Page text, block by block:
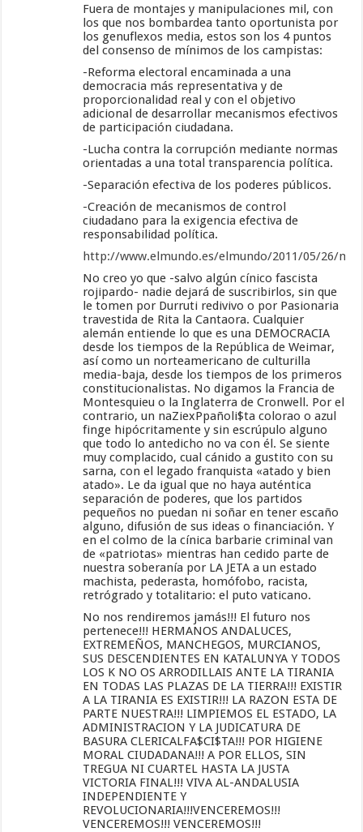
Fuera de montajes y manipulaciones mil, con
los que nos bombardea tanto oportunista por
los genuflexos media, estos son los 4 puntos
del consenso de mínimos de los campistas:
-Reforma electoral encaminada a una
democracia más representativa y de
proporcionalidad real y con el objetivo
adicional de desarrollar mecanismos efectivos
de participación ciudadana.
-Lucha contra la corrupción mediante normas
orientadas a una total transparencia política.
-Separación efectiva de los poderes públicos.
-Creación de mecanismos de control
ciudadano para la exigencia efectiva de
responsabilidad política.
http://www.elmundo.es/elmundo/2011/05/26/
No creo yo que -salvo algún cínico fascista
rojipardo- nadie dejará de suscribirlos, sin que
le tomen por Durruti redivivo o por Pasionaria
travestida de Rita la Cantaora. Cualquier
alemán entiende lo que es una DEMOCRACIA
desde los tiempos de la República de Weimar,
así como un norteamericano de culturilla
media-baja, desde los tiempos de los primeros
constitucionalistas. No digamos la Francia de
Montesquieu o la Inglaterra de Cronwell. Por el
contrario, un naZiexPpañoli$ta colorao o azul
finge hipócritamente y sin escrúpulo alguno
que todo lo antedicho no va con él. Se siente
muy complacido, cual cánido a gustito con su
sarna, con el legado franquista «atado y bien
atado». Le da igual que no haya auténtica
separación de poderes, que los partidos
pequeños no puedan ni soñar en tener escaño
alguno, difusión de sus ideas o financiación. Y
en el colmo de la cínica barbarie criminal van
de «patriotas» mientras han cedido parte de
nuestra soberanía por LA JETA a un estado
machista, pederasta, homófobo, racista,
retrógrado y totalitario: el puto vaticano.
No nos rendiremos jamás!!! El futuro nos
pertenece!!! HERMANOS ANDALUCES,
EXTREMEÑOS, MANCHEGOS, MURCIANOS,
SUS DESCENDIENTES EN KATALUNYA Y TODOS
LOS K NO OS ARRODILLAIS ANTE LA TIRANIA
EN TODAS LAS PLAZAS DE LA TIERRA!!! EXISTIR
A LA TIRANIA ES EXISTIR!!! LA RAZON ESTA DE
PARTE NUESTRA!!! LIMPIEMOS EL ESTADO, LA
ADMINISTRACION Y LA JUDICATURA DE
BASURA CLERICALFA$CI$TA!!! POR HIGIENE
MORAL CIUDADANA!!! A POR ELLOS, SIN
TREGUA NI CUARTEL HASTA LA JUSTA
VICTORIA FINAL!!! VIVA AL-ANDALUSIA
INDEPENDIENTE Y
REVOLUCIONARIA!!!VENCEREMOS!!!
VENCEREMOS!!! VENCEREMOS!!!